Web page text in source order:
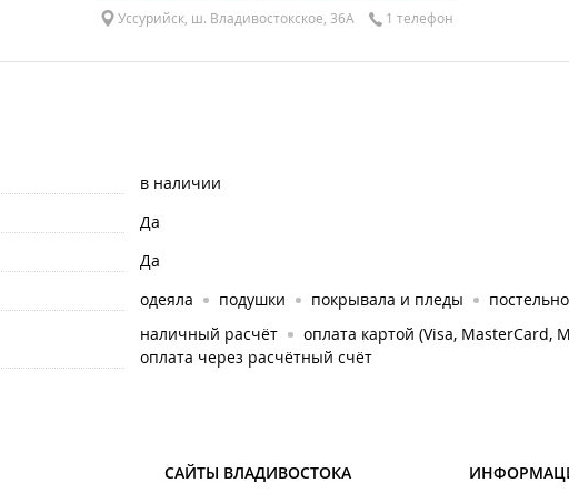
Уссурийск, ш. Владивостокское, 36А 1 телефон
в наличии
Да
Да
одеяла подушки покрывала и пледы
наличный расчёт оплата картой (Visa, MasterCard,
оплата через расчётный счёт
САЙТЫ ВЛАДИВОСТОКА